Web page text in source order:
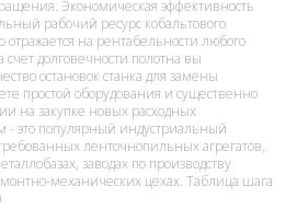
Экономическая эффективность
рабочий ресурс кобальтового
на рентабельности любого
счет долговечности полотна вы
остановок станка для замены
простой оборудования и существенно
на закупке новых расходных
это популярный индустриальный
ленточнопильных агрегатов,
заводах по производству
механических цехах. Таблица шага